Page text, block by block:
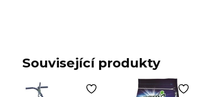
Související produkty